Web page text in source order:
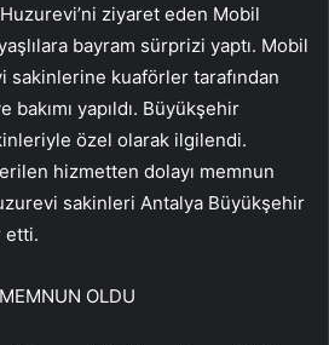
ziyaret eden Mobil
bayram sürprizi yaptı. Mobil
sakinlerine kuaförler tarafından
bakımı yapıldı. Büyükşehir
özel olarak ilgilendi.
hizmetten dolayı memnun
sakinleri Antalya Büyükşehir
etti.
OLDU